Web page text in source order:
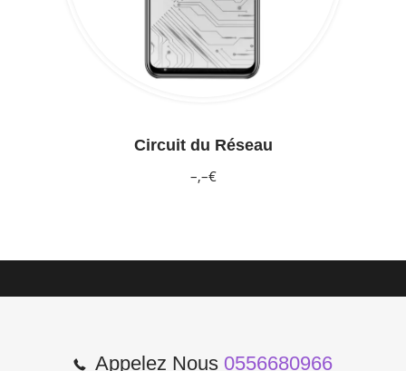
Circuit du Réseau
–,–€
Appelez Nous 0556680966